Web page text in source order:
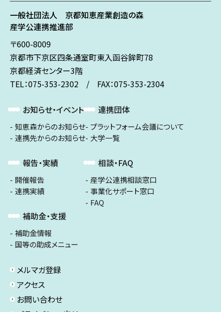
一般社団法人 京都知恵産業創造の森
産学公連携推進部
〒600-8009
京都市下京区四条通室町東入函谷鉾町78
京都経済センター3階
TEL：075-353-2302 / FAX：075-353-2304
お知らせ・イベント
知恵森からのお知らせ
連携先からのお知らせ
報告・実績
開催報告
連携実績
補助金・支援
補助金情報
国等の助成メニュー
連携団体
プラットフォーム会議について
大学一覧
相談・FAQ
産学公連携相談窓口
事業化サポート窓口
FAQ
メルマガ登録
アクセス
お問い合わせ